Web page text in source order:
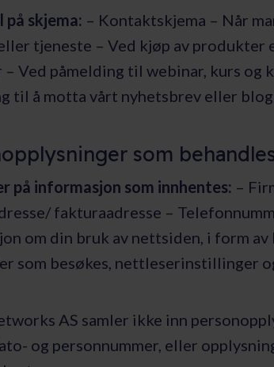
på skjema: – Kontaktskjema – Når
tjeneste – Ved kjøp av produkter
Ved påmelding til webinar, kurs og
til å motta vårt nyhetsbrev eller
som
på informasjon som innhentes: –
fakturaadresse –
om din bruk av nettsiden, i form
som besøkes, nettleserinstillinger
AS samler ikke inn
og personnummer, eller